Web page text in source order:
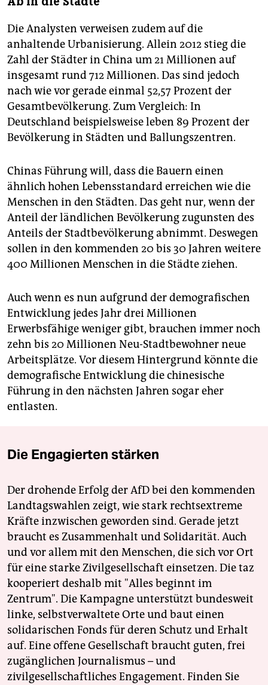
Die Analysten verweisen zudem auf die
anhaltende Urbanisierung. Allein 2012 stieg die
Zahl der Städter in China um 21 Millionen auf
insgesamt rund 712 Millionen. Das sind jedoch
nach wie vor gerade einmal 52,57 Prozent der
Gesamtbevölkerung. Zum Vergleich: In
Deutschland beispielsweise leben 89 Prozent der
Bevölkerung in Städten und Ballungszentren.
Chinas Führung will, dass die Bauern einen
ähnlich hohen Lebensstandard erreichen wie die
Menschen in den Städten. Das geht nur, wenn der
Anteil der ländlichen Bevölkerung zugunsten des
Anteils der Stadtbevölkerung abnimmt. Deswegen
sollen in den kommenden 20 bis 30 Jahren weitere
400 Millionen Menschen in die Städte ziehen.
Auch wenn es nun aufgrund der demografischen
Entwicklung jedes Jahr drei Millionen
Erwerbsfähige weniger gibt, brauchen immer noch
zehn bis 20 Millionen Neu-Stadtbewohner neue
Arbeitsplätze. Vor diesem Hintergrund könnte die
demografische Entwicklung die chinesische
Führung in den nächsten Jahren sogar eher
entlasten.
Die Engagierten stärken
Der drohende Erfolg der AfD bei den kommenden
Landtagswahlen zeigt, wie stark rechtsextreme
Kräfte inzwischen geworden sind. Gerade jetzt
braucht es Zusammenhalt und Solidarität. Auch
und vor allem mit den Menschen, die sich vor Ort
für eine starke Zivilgesellschaft einsetzen. Die taz
kooperiert deshalb mit "Alles beginnt im
Zentrum". Die Kampagne unterstützt bundesweit
linke, selbstverwaltete Orte und baut einen
solidarischen Fonds für deren Schutz und Erhalt
auf. Eine offene Gesellschaft braucht guten, frei
zugänglichen Journalismus – und
zivilgesellschaftliches Engagement. Finden Sie